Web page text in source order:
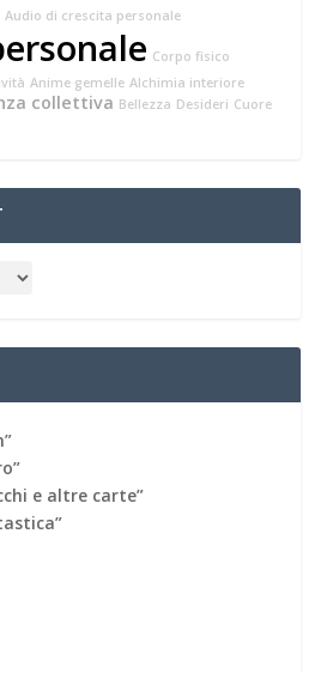
Audio di crescita personale
Corpo fisico
Anime gemelle Alchimia interiore
collettiva Bellezza Desideri Cuore
e altre carte”